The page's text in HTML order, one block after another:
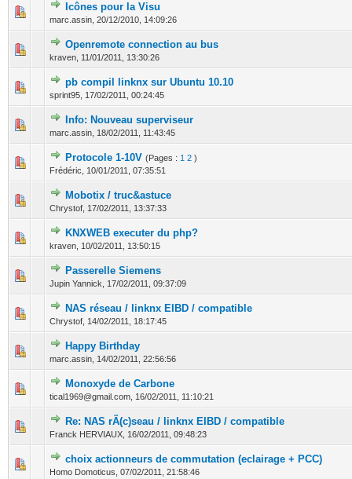
Icônes pour la Visu
marc.assin, 20/12/2010, 14:09:26
0 Votes - 0 sur 5 en moyenne
1
Openremote connection au bus
kraven, 11/01/2011, 13:30:26
0 Votes - 0 sur 5 en moyenne
1234 5
pb compil linknx sur Ubuntu 10.10
sprint95, 17/02/2011, 00:24:45
0 Votes - 0 sur 5 en moyenne
1 2345
Info: Nouveau superviseur
marc.assin, 18/02/2011, 11:43:45
0 Votes - 0 sur 5 en moyenne
12345
Protocole 1-10V (Pages : 1 2 )
Frédéric, 10/01/2011, 07:35:51
0 Votes - 0 sur 5 en moyenne
123 45
Mobotix / truc&astuce
Chrystof, 17/02/2011, 13:37:33
0 Votes - 0 sur 5 en moyenne
12
KNXWEB executer du php?
kraven, 10/02/2011, 13:50:15
0 Votes - 0 sur 5 en moyenne
12 345
Passerelle Siemens
Jupin Yannick, 17/02/2011, 09:37:09
0 Votes - 0 sur 5 en moyenne
1
NAS réseau / linknx EIBD / compatible
Chrystof, 14/02/2011, 18:17:45
0 Votes - 0 sur 5 en moyenne
12345
Happy Birthday
marc.assin, 14/02/2011, 22:56:56
0 Votes - 0 sur 5 en moyenne
Monoxyde de Carbone
tical1969@gmail.com, 16/02/2011, 11:10:21
0 Votes - 0 sur 5 en moyenne
123
Re: NAS rÃ(c)seau / linknx EIBD / compatible
Franck HERVIAUX, 16/02/2011, 09:48:23
0 Votes - 0 sur 5 en moyenne
12345
choix actionneurs de commutation (eclairage + PCC)
Homo Domoticus, 07/02/2011, 21:58:46
0 Votes - 0 sur 5 en moyenne
12345